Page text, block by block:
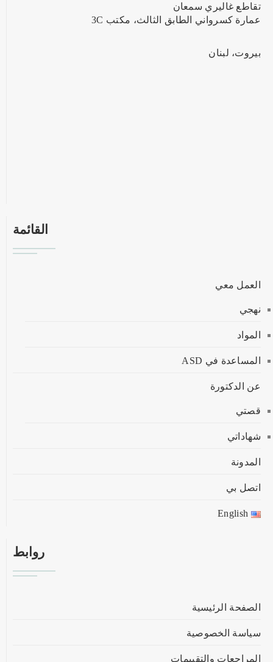
تقاطع غاليري سمعان
عمارة كسرواني الطابق الثالث، مكتب 3C
بيروت، لبنان
القائمة
العمل معي
نهجي
المواد
المساعدة في ASD
عن الدكتورة
قصتي
شهاداتي
المدونة
اتصل بي
English
روابط
الصفحة الرئيسية
سياسة الخصوصية
المراجعات والتقييمات